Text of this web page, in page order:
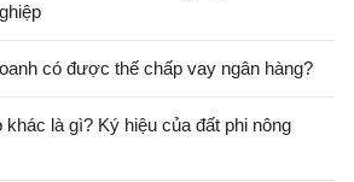
có được thế chấp vay ngân hàng?
khác là gì? Ký hiệu của đất phi nông